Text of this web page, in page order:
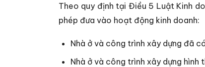
Theo quy định tại Điều 5 Luật Kinh
phép đưa vào hoạt động kinh doanh:
Nhà ở và công trình xây dựng đã
Nhà ở và công trình xây dựng